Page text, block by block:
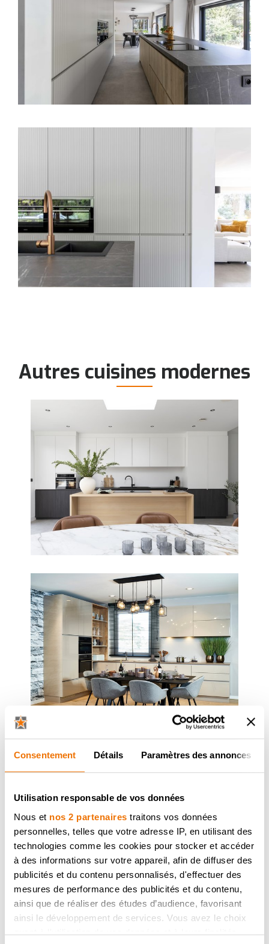
Consentement Détails Paramètres des annonces
Utilisation responsable de vos données
Nous et nos 2 partenaires traitons vos données
personnelles, telles que votre adresse IP, en utilisant des
technologies comme les cookies pour stocker et accéder
à des informations sur votre appareil, afin de diffuser des
publicités et du contenu personnalisés, d'effectuer des
mesures de performance des publicités et du contenu,
ainsi que de réaliser des études d’audience, favorisant
ainsi le développement de services. Vous avez le choix
quant à l'utilisation de vos données et à leurs finalités.
Autres cuisines modernes